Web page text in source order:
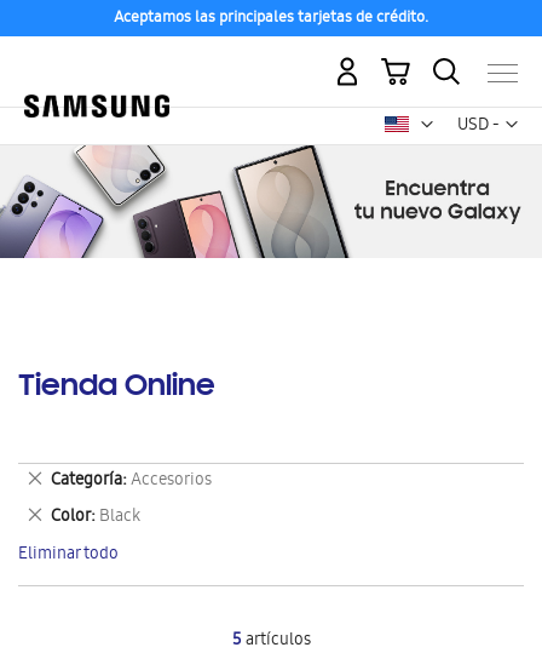
Aceptamos las principales tarjetas de crédito.
USD -
dólar
Mi carrito
Tienda Online
5artículos
Categoría Accesorios
Eliminar
este
artículo
Color Black
Eliminar
este
artículo
Eliminar todo